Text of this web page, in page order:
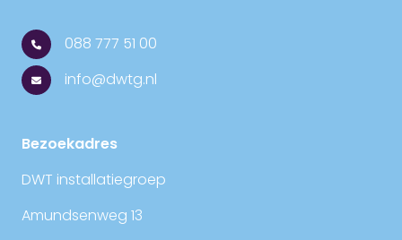
088 777 51 00
info@dwtg.nl
Bezoekadres
DWT installatiegroep
Amundsenweg 13